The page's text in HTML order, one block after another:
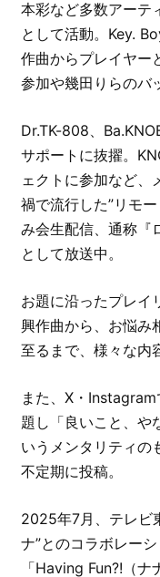
本彩など多数アーテ
として活動。Key.
作曲からプレイヤー
参加や幾田りらのバ
Dr.TK-808、
サポートに抜擢。
ェクトに参加など、
禍で流行した”リモ
み会生配信、通称『
として放送中。
お題に沿ったプレイ
興作曲から、お悩み
至るまで、様々な内
また、X・
題し「良いこと、や
いうメンタリティの
不定期に投稿。
2025年7月、テレビ
ナ”とのコラボレー
「Having Fun?!（